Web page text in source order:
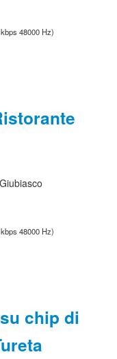
48000 Hz)
48000 Hz)
chip di